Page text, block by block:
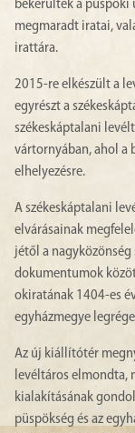
bekerültek a püspöki
megmaradt iratai,
irattára.
2015-re elkészült a
egyrészt a
székeskáptalani
vártornyában, ahol a
elhelyezésre.
A székeskáptalani
elvárásainak
jétől a
dokumentumok
okiratának 1404-es
egyházmegye
Az új kiállítótér
levéltáros elmondta,
kialakításának
püspökség és az